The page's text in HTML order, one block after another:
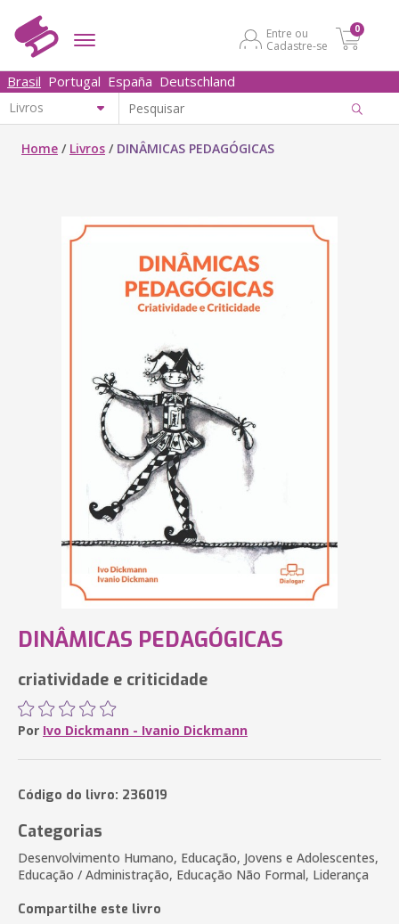
Entre ou
Cadastre-se
0
Brasil Portugal España Deutschland
Home / Livros / DINÂMICAS PEDAGÓGICAS
DINÂMICAS PEDAGÓGICAS
criatividade e criticidade
Por Ivo Dickmann - Ivanio Dickmann
Código do livro: 236019
Categorias
Desenvolvimento Humano, Educação, Jovens e Adolescentes,
Educação / Administração, Educação Não Formal, Liderança
Compartilhe este livro